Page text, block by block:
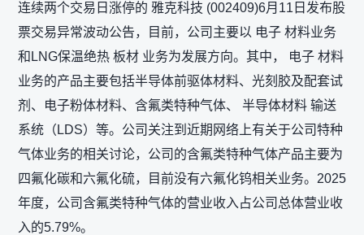
连续两个交易日涨停的 雅克科技 (002409)6月11日发布股
票交易异常波动公告，目前，公司主要以 电子 材料业务
和LNG保温绝热 板材 业务为发展方向。其中， 电子 材料
业务的产品主要包括半导体前驱体材料、光刻胶及配套试
剂、电子粉体材料、含氟类特种气体、 半导体材料 输送
系统（LDS）等。公司关注到近期网络上有关于公司特种
气体业务的相关讨论，公司的含氟类特种气体产品主要为
四氟化碳和六氟化硫，目前没有六氟化钨相关业务。2025
年度，公司含氟类特种气体的营业收入占公司总体营业收
入的5.79%。